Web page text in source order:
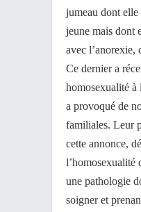
jumeau dont elle
jeune mais dont
avec l’anorexie,
Ce dernier a
homosexualité à
a provoqué de
familiales. Leur
cette annonce,
l’homosexualité
une pathologie
soigner et